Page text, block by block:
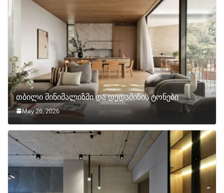
თბილი მინიმალიზმი და დედამიწის ტონები
May 26, 2026